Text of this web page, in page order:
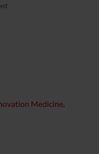
Medicine,